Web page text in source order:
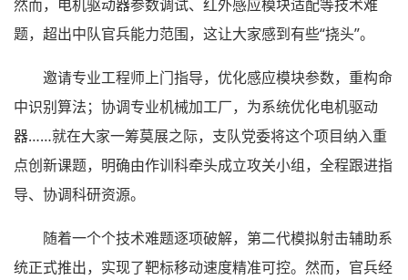
然而，电机驱动器参数调试、红外感应模块适配等技术难
题，超出中队官兵能力范围，这让大家感到有些“挠头”。
邀请专业工程师上门指导，优化感应模块参数，重构命
中识别算法；协调专业机械加工厂，为系统优化电机驱动
器……就在大家一筹莫展之际，支队党委将这个项目纳入重
点创新课题，明确由作训科牵头成立攻关小组，全程跟进指
导、协调科研资源。
随着一个个技术难题逐项破解，第二代模拟射击辅助系
统正式推出，实现了靶标移动速度精准可控。然而，官兵经